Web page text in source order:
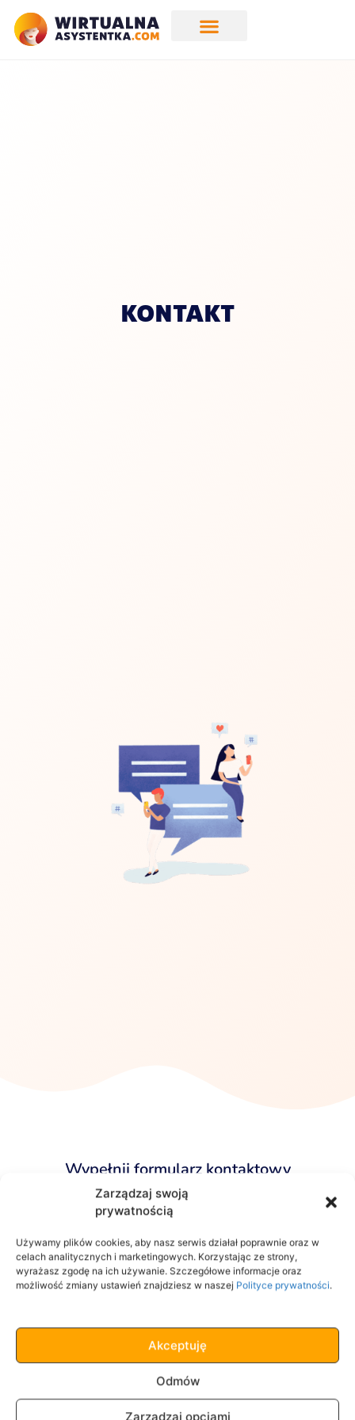
Zarządzaj swoją
prywatnością
Używamy plików cookies, aby nasz serwis działał poprawnie oraz w
celach analitycznych i marketingowych. Korzystając ze strony,
wyrażasz zgodę na ich używanie. Szczegółowe informacje oraz
możliwość zmiany ustawień znajdziesz w naszej Polityce prywatności.
Akceptuję
Odmów
Zarządzaj opcjami
KONTAKT
Wypełnij formularz kontaktowy
Wyrażam zgodę na przetwarzanie moich danych osobowych w
postaci imienia, nazwiska i adresu e-mail, podanych w powyższym